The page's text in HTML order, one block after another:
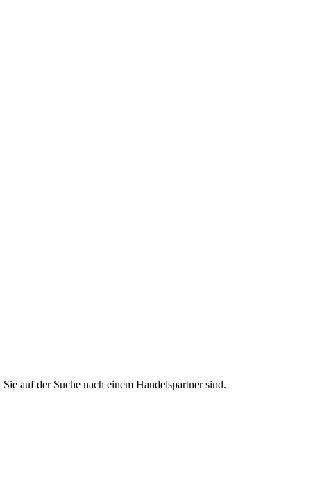
auf der Suche nach einem Handelspartner sind.